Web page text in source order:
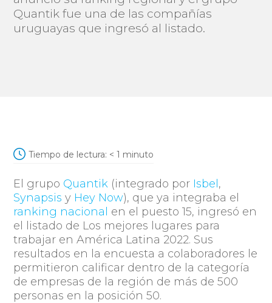
Quantik fue una de las compañías
uruguayas que ingresó al listado.
Tiempo de lectura: < 1 minuto
El grupo Quantik (integrado por Isbel,
Synapsis y Hey Now), que ya integraba el
ranking nacional en el puesto 15, ingresó en
el listado de Los mejores lugares para
trabajar en América Latina 2022. Sus
resultados en la encuesta a colaboradores le
permitieron calificar dentro de la categoría
de empresas de la región de más de 500
personas en la posición 50.